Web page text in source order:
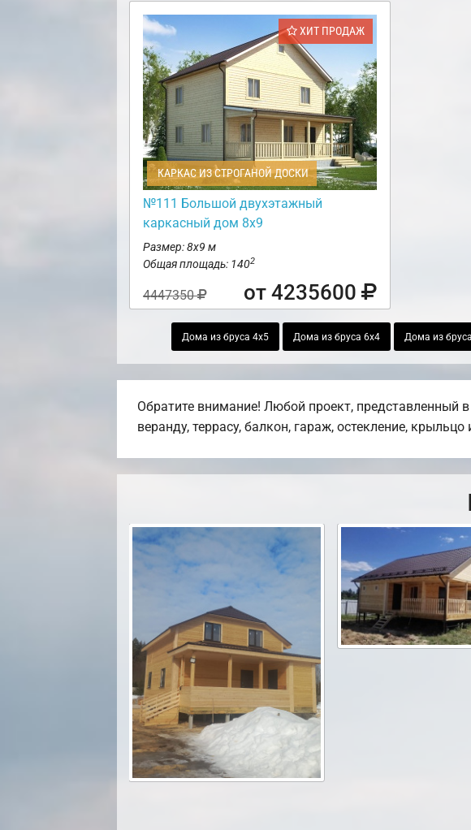
ХИТ ПРОДАЖ
КАРКАС ИЗ СТРОГАНОЙ ДОСКИ
№111 Большой двухэтажный
каркасный дом 8х9
Размер: 8х9 м
Общая площадь: 1402
4447350 от 4235600
Дома из бруса 4х5 Дома из бруса 6х4 Дома из
Обратите внимание! Любой проект,
веранду, террасу, балкон, гараж, остекление, крыльцо